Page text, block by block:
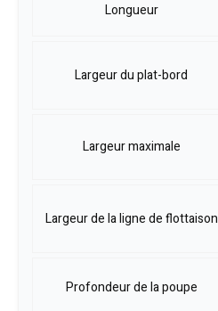
Longueur
Largeur du plat-bord
Largeur maximale
Largeur de la ligne de flottaison
Profondeur de la poupe